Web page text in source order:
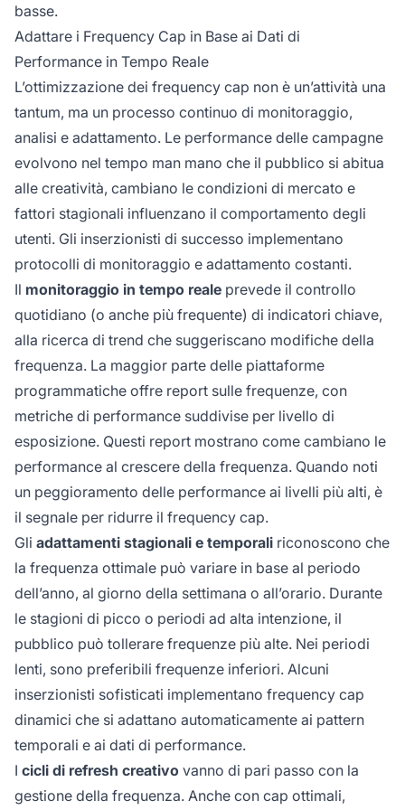
basse.
Adattare i Frequency Cap in Base ai Dati di
Performance in Tempo Reale
L’ottimizzazione dei frequency cap non è un’attività una
tantum, ma un processo continuo di monitoraggio,
analisi e adattamento. Le performance delle campagne
evolvono nel tempo man mano che il pubblico si abitua
alle creatività, cambiano le condizioni di mercato e
fattori stagionali influenzano il comportamento degli
utenti. Gli inserzionisti di successo implementano
protocolli di monitoraggio e adattamento costanti.
Il monitoraggio in tempo reale prevede il controllo
quotidiano (o anche più frequente) di indicatori chiave,
alla ricerca di trend che suggeriscano modifiche della
frequenza. La maggior parte delle piattaforme
programmatiche offre report sulle frequenze, con
metriche di performance suddivise per livello di
esposizione. Questi report mostrano come cambiano le
performance al crescere della frequenza. Quando noti
un peggioramento delle performance ai livelli più alti, è
il segnale per ridurre il frequency cap.
Gli adattamenti stagionali e temporali riconoscono che
la frequenza ottimale può variare in base al periodo
dell’anno, al giorno della settimana o all’orario. Durante
le stagioni di picco o periodi ad alta intenzione, il
pubblico può tollerare frequenze più alte. Nei periodi
lenti, sono preferibili frequenze inferiori. Alcuni
inserzionisti sofisticati implementano frequency cap
dinamici che si adattano automaticamente ai pattern
temporali e ai dati di performance.
I cicli di refresh creativo vanno di pari passo con la
gestione della frequenza. Anche con cap ottimali,